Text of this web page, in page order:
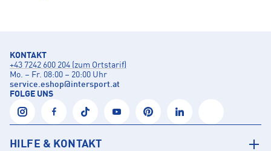
KONTAKT
+43 7242 600 204 (zum Ortstarif)
Mo. – Fr. 08:00 – 20:00 Uhr
service.eshop@intersport.at
FOLGE UNS
HILFE & KONTAKT